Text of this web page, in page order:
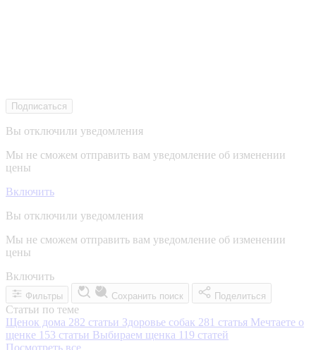
Подписаться
Вы отключили уведомления
Мы не сможем отправить вам уведомление об изменении
цены
Включить
Вы отключили уведомления
Мы не сможем отправить вам уведомление об изменении
цены
Включить
Фильтры Сохранить поиск Поделиться
Статьи по теме
Щенок дома 282 статьи Здоровье собак 281 статья Мечтаете о
щенке 153 статьи Выбираем щенка 119 статей
Посмотреть все